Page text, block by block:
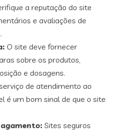
a reputação do site
e avaliações de
O site deve fornecer
sobre os produtos,
e dosagens.
de atendimento ao
é um bom sinal de que o site
Sites seguros